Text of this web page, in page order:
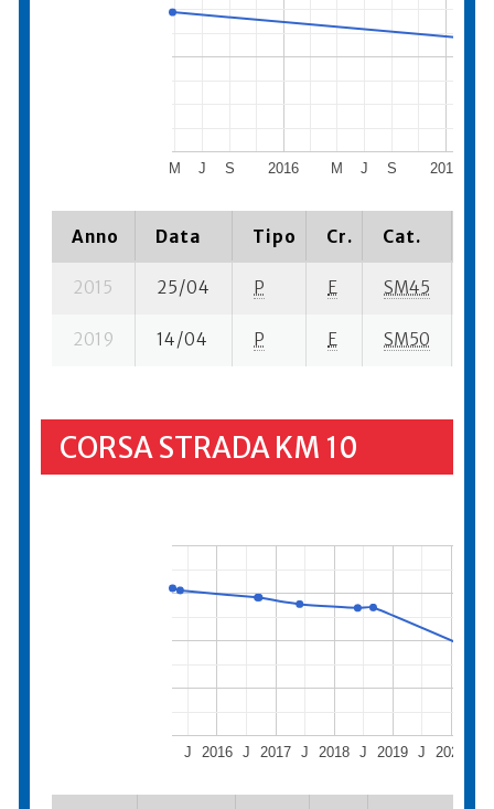
2016 2017
M J S M J S
Anno Data Tipo Cr. Cat.
2015 25/04 P E SM45
2019 14/04 P E SM50
CORSA STRADA KM 10
2016 2017 2018 2019 2020
J J J J J